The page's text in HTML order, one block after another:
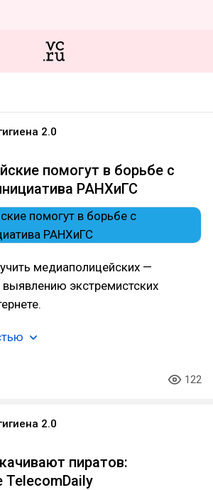
2.0
помогут в борьбе с
РАНХиГС
медиаполицейских —
выявлению экстремистских
122
2.0
пиратов:
TelecomDaily